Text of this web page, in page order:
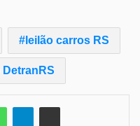
leilão carros RS